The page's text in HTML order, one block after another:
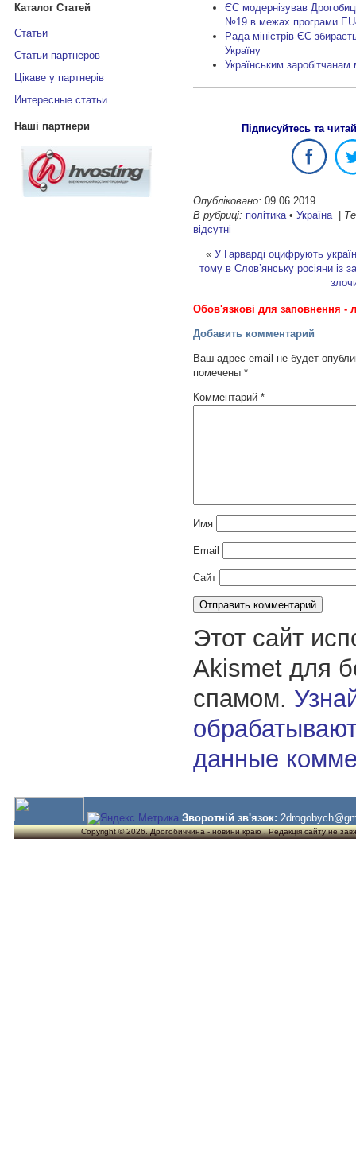
Каталог Статей
Статьи
Статьи партнеров
Цікаве у партнерів
Интересные статьи
Наші партнери
ЄС модернізував
№19 в межах програми
Рада міністрів ЄС
Україну
Українським
Підписуйтесь та
Опубліковано: 09.06.2019
В рубриці: політика• Україна|
відсутні
« У Гарварді оцифрують
тому в Слов’янську росіяни із
Обов'язкові для заповнення -
Добавить комментарий
Ваш адрес email не будет
помечены *
Комментарий *
Имя
Email
Сайт
Этот сайт
Akismet для
спамом.
данные
Зворотній зв'язок:
Copyright © 2026. Дрогобиччина - новини краю . Редакція сайту не